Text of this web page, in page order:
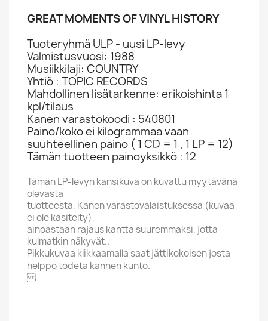
GREAT MOMENTS OF VINYL HISTORY
Tuoteryhmä ULP - uusi LP-levy
Valmistusvuosi: 1988
Musiikkilaji: COUNTRY
Yhtiö : TOPIC RECORDS
Mahdollinen lisätarkenne: erikoishinta 1
kpl/tilaus
Kanen varastokoodi : 540801
Paino/koko ei kilogrammaa vaan
suuhteellinen paino ( 1 CD = 1 , 1 LP = 12)
Tämän tuotteen painoyksikkö : 12
Tämän LP-levyn kansikuva on kuvattu myytävänä
olevasta
tuotteesta, Kanen varastovalaistuksessa (kuvaa
ei ole käsitelty),
ainoastaan rajaus kantta suuremmaksi, jotta
kulmatkin näkyvät..
Pikkukuvaa klikkaamalla saat jättikokoisen josta
helppo todeta kannen kunto.